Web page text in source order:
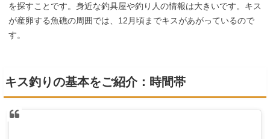
を探すことです。身近な釣具屋や釣り人の情報は大きいです。キス
が産卵する魚礁の周囲では、12月頃までキスがあがっているので
す。
キス釣りの基本をご紹介：時間帯